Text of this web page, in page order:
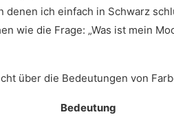
denen ich einfach in Schwarz
wie die Frage: „Was ist mein
über die Bedeutungen von
Bedeutung